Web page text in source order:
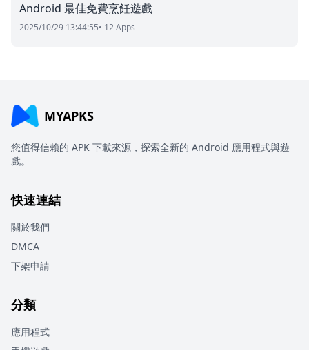
Android 最佳免費烹飪遊戲
2025/10/29 13:44:55• 12 Apps
MYAPKS
您值得信賴的 APK 下載來源，探索全新的 Android 應用程式與遊
戲。
快速連結
關於我們
DMCA
下架申請
分類
應用程式